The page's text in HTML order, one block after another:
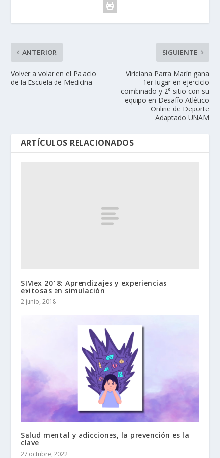
ANTERIOR
Volver a volar en el Palacio
de la Escuela de Medicina
SIGUIENTE
Viridiana Parra Marín gana
1er lugar en ejercicio
combinado y 2° sitio con su
equipo en Desafío Atlético
Online de Deporte
Adaptado UNAM
ARTÍCULOS RELACIONADOS
SIMex 2018: Aprendizajes y experiencias
exitosas en simulación
2 junio, 2018
Salud mental y adicciones, la prevención es la
clave
27 octubre, 2022